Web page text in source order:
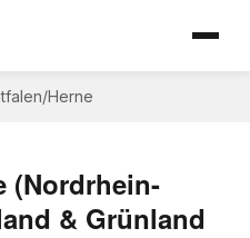
/Herne
(Nordrhein-
& Grünland